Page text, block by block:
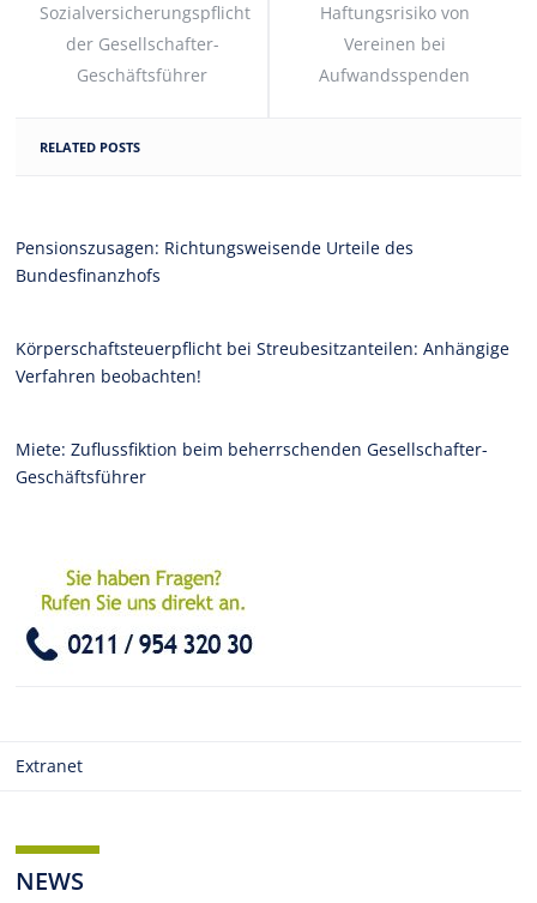
Sozialversicherungspflicht
der Gesellschafter-
Geschäftsführer
Haftungsrisiko von
Vereinen bei
Aufwandsspenden
RELATED POSTS
Pensionszusagen: Richtungsweisende Urteile des
Bundesfinanzhofs
Körperschaftsteuerpflicht bei Streubesitzanteilen: Anhängige
Verfahren beobachten!
Miete: Zuflussfiktion beim beherrschenden Gesellschafter-
Geschäftsführer
Extranet
NEWS